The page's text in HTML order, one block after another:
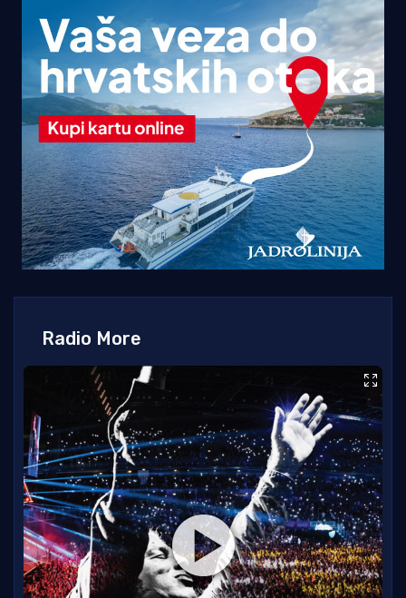
Radio More